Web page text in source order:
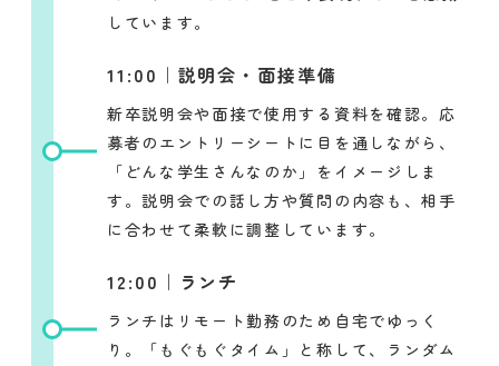
しています。
11:00｜説明会・面接準備
新卒説明会や面接で使用する資料を確認。応
募者のエントリーシートに目を通しながら、
「どんな学生さんなのか」をイメージしま
す。説明会での話し方や質問の内容も、相手
に合わせて柔軟に調整しています。
12:00｜ランチ
ランチはリモート勤務のため自宅でゆっく
り。「もぐもぐタイム」と称して、ランダム